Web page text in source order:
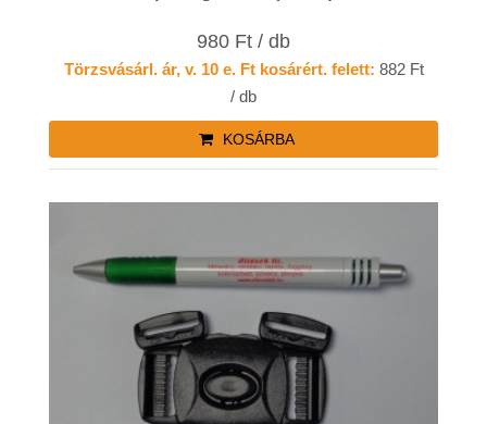
980 Ft / db
Törzsvásárl. ár, v. 10 e. Ft kosárért. felett: 882 Ft
/ db
KOSÁRBA